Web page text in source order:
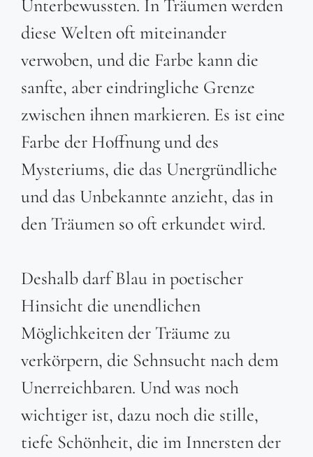
Unterbewussten. In Träumen werden
diese Welten oft miteinander
verwoben, und die Farbe kann die
sanfte, aber eindringliche Grenze
zwischen ihnen markieren. Es ist eine
Farbe der Hoffnung und des
Mysteriums, die das Unergründliche
und das Unbekannte anzieht, das in
den Träumen so oft erkundet wird.
Deshalb darf Blau in poetischer
Hinsicht die unendlichen
Möglichkeiten der Träume zu
verkörpern, die Sehnsucht nach dem
Unerreichbaren. Und was noch
wichtiger ist, dazu noch die stille,
tiefe Schönheit, die im Innersten der